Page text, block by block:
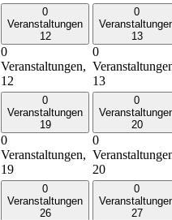
0
Veranstaltungen
12
0
Veranstaltungen,
12
0
13
0
13
0
Veranstaltungen
19
0
Veranstaltungen,
19
0
20
0
20
0
Veranstaltungen
26
0
27